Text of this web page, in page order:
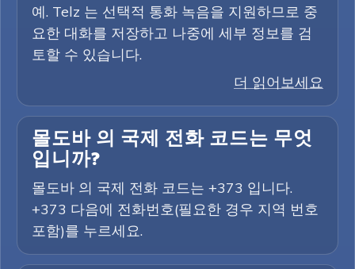
예. Telz 는 선택적 통화 녹음을 지원하므로 중
요한 대화를 저장하고 나중에 세부 정보를 검
토할 수 있습니다.
더 읽어보세요
몰도바 의 국제 전화 코드는 무엇
입니까?
몰도바 의 국제 전화 코드는 +373 입니다.
+373 다음에 전화번호(필요한 경우 지역 번호
포함)를 누르세요.